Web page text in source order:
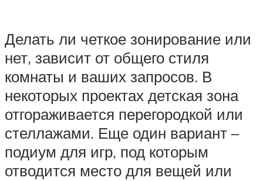
Делать ли четкое зонирование или
нет, зависит от общего стиля
комнаты и ваших запросов. В
некоторых проектах детская зона
отгораживается перегородкой или
стеллажами. Еще один вариант –
подиум для игр, под которым
отводится место для вещей или